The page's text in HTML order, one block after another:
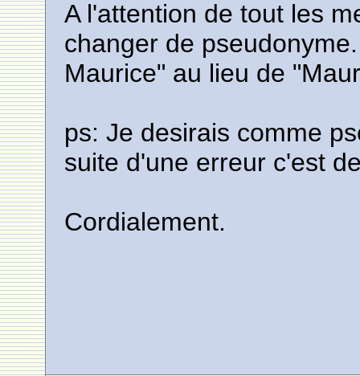
A l'attention de tout les
changer de
Maurice" au lieu de
ps: Je desirais comme
suite d'une erreur c'est
Cordialement.